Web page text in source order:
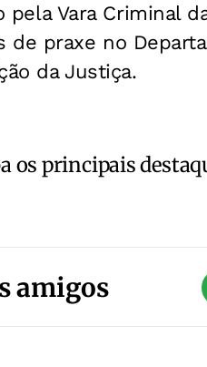
Vara Criminal
de praxe no
da Justiça.
os principais
amigos